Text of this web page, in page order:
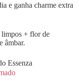
e ganha charme extra
limpos + flor de
âmbar.